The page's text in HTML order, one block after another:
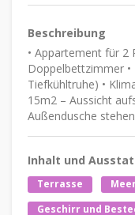
Beschreibung
• Appartement für 2
Doppelbettzimmer
Tiefkühltruhe) •
15m2 – Aussicht
Außendusche
Inhalt und
Terrasse
Geschirr und